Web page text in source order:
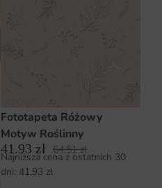
Fototapeta Różowy
Motyw Roślinny
41.93 zł 64.51zł
Najniższa cena z ostatnich 30
dni: 41.93 zł